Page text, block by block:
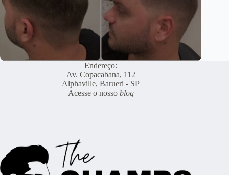
Endereço:
Av. Copacabana, 112
Alphaville, Barueri - SP
Acesse o nosso blog